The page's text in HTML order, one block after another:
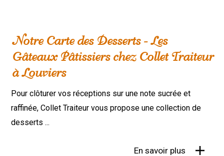
Notre Carte des Desserts - Les
Gâteaux Pâtissiers chez Collet Traiteur
à Louviers
Pour clôturer vos réceptions sur une note sucrée et
raffinée, Collet Traiteur vous propose une collection de
desserts ...
En savoir plus